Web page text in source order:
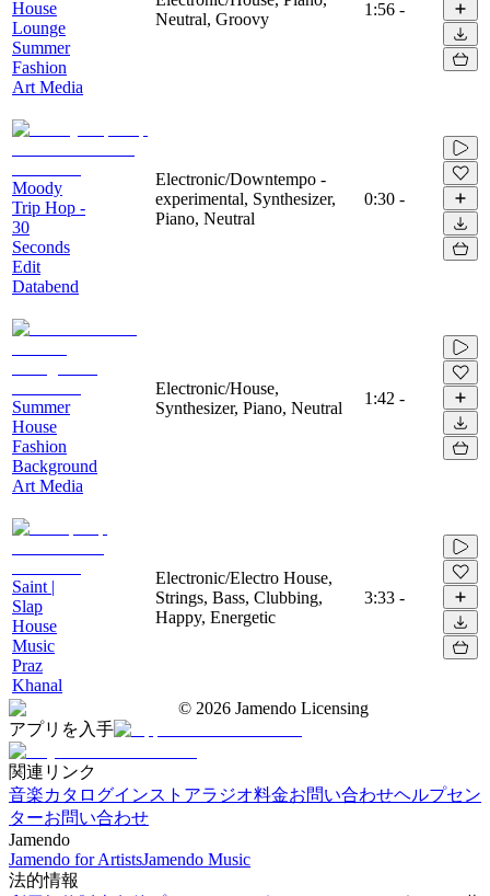
House
Lounge
Summer
Fashion
Art Media
Neutral, Groovy
1:56 -
Moody
Trip Hop -
30
Seconds
Edit
Databend
Electronic/Downtempo -
experimental, Synthesizer,
Piano, Neutral
0:30 -
Summer
House
Fashion
Background
Art Media
Electronic/House,
Synthesizer, Piano, Neutral
1:42 -
Saint |
Slap
House
Music
Praz
Khanal
Electronic/Electro House,
Strings, Bass, Clubbing,
Happy, Energetic
3:33 -
© 2026 Jamendo Licensing
アプリを入手
関連リンク
音楽カタログインストアラジオ料金お問い合わせヘルプセン
ターお問い合わせ
Jamendo
Jamendo for ArtistsJamendo Music
法的情報